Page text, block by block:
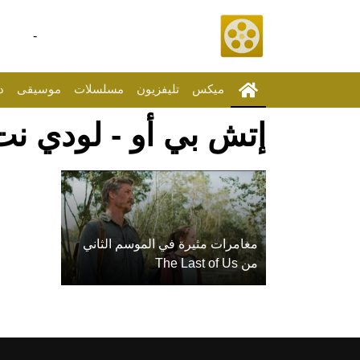
-
ميكس تليفزيون مسلسلات موسيقى
إتش بي أو - لودي
مغامرات مثيرة في الموسم الثاني
من The Last of Us